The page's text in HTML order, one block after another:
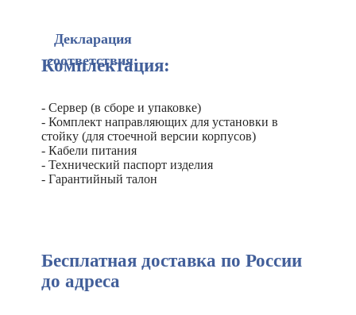
Комплектация:
- Сервер (в сборе и упаковке)
- Комплект направляющих для установки в
стойку (для стоечной версии корпусов)
- Кабели питания
- Технический паспорт изделия
- Гарантийный талон
Бесплатная доставка по России
до адреса
Декларация
соответствия: